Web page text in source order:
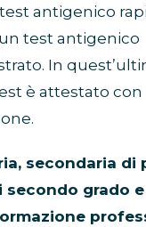
antigenico
test antigenico
In
è attestato con
secondaria di
secondo grado